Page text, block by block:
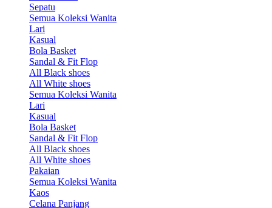
Sepatu
Semua Koleksi Wanita
Lari
Kasual
Bola Basket
Sandal & Fit Flop
All Black shoes
All White shoes
Semua Koleksi Wanita
Lari
Kasual
Bola Basket
Sandal & Fit Flop
All Black shoes
All White shoes
Pakaian
Semua Koleksi Wanita
Kaos
Celana Panjang